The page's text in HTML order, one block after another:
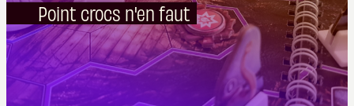
Point crocs n'en faut